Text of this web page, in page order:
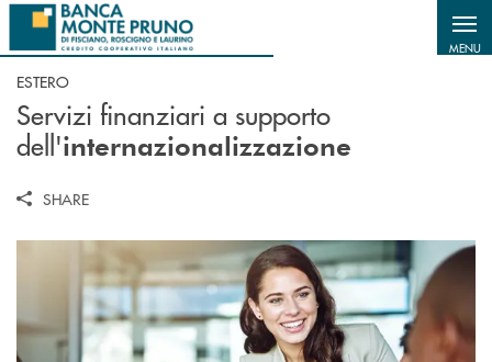
Salta al contenuto principale
MENU
ESTERO
Servizi finanziari a supporto
dell'internazionalizzazione
SHARE